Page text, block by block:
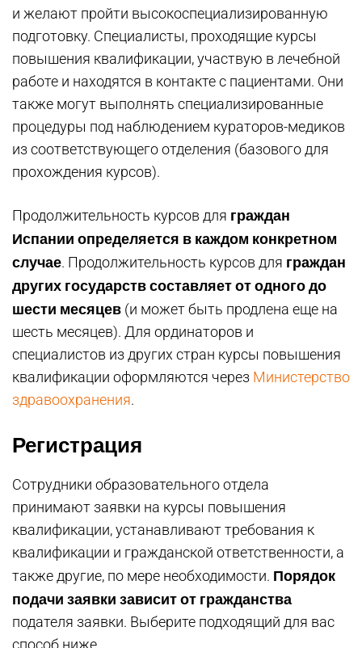
и желают пройти высокоспециализированную
подготовку. Специалисты, проходящие курсы
повышения квалификации, участвую в лечебной
работе и находятся в контакте с пациентами. Они
также могут выполнять специализированные
процедуры под наблюдением кураторов-медиков
из соответствующего отделения (базового для
прохождения курсов).
Продолжительность курсов для граждан
Испании определяется в каждом конкретном
случае. Продолжительность курсов для граждан
других государствсоставляет от одного до
шести месяцев (и может быть продлена еще на
шесть месяцев). Для ординаторов и
специалистов из других стран курсы повышения
квалификации оформляются через Министерство
здравоохранения.
Регистрация
Сотрудники образовательного отдела
принимают заявки на курсы повышения
квалификации, устанавливают требования к
квалификации и гражданской ответственности, а
также другие, по мере необходимости. Порядок
подачи заявки зависит от гражданства
подателя заявки. Выберите подходящий для вас
способ ниже.